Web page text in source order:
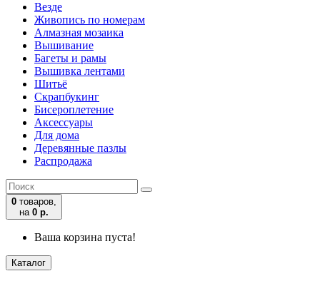
Везде
Живопись по номерам
Алмазная мозаика
Вышивание
Багеты и рамы
Вышивка лентами
Шитьё
Скрапбукинг
Бисероплетение
Аксессуары
Для дома
Деревянные пазлы
Распродажа
0 товаров,
на 0 р.
Ваша корзина пуста!
Каталог